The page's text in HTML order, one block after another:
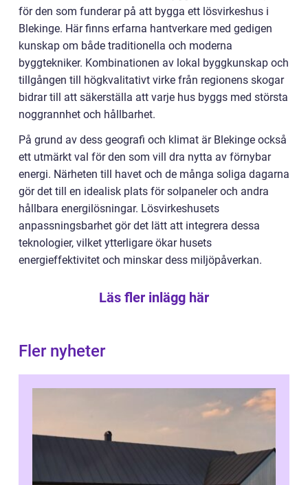
för den som funderar på att bygga ett lösvirkeshus i
Blekinge. Här finns erfarna hantverkare med gedigen
kunskap om både traditionella och moderna
byggtekniker. Kombinationen av lokal byggkunskap och
tillgången till högkvalitativt virke från regionens skogar
bidrar till att säkerställa att varje hus byggs med största
noggrannhet och hållbarhet.
På grund av dess geografi och klimat är Blekinge också
ett utmärkt val för den som vill dra nytta av förnybar
energi. Närheten till havet och de många soliga dagarna
gör det till en idealisk plats för solpaneler och andra
hållbara energilösningar. Lösvirkeshusets
anpassningsbarhet gör det lätt att integrera dessa
teknologier, vilket ytterligare ökar husets
energieffektivitet och minskar dess miljöpåverkan.
Läs fler inlägg här
Fler nyheter